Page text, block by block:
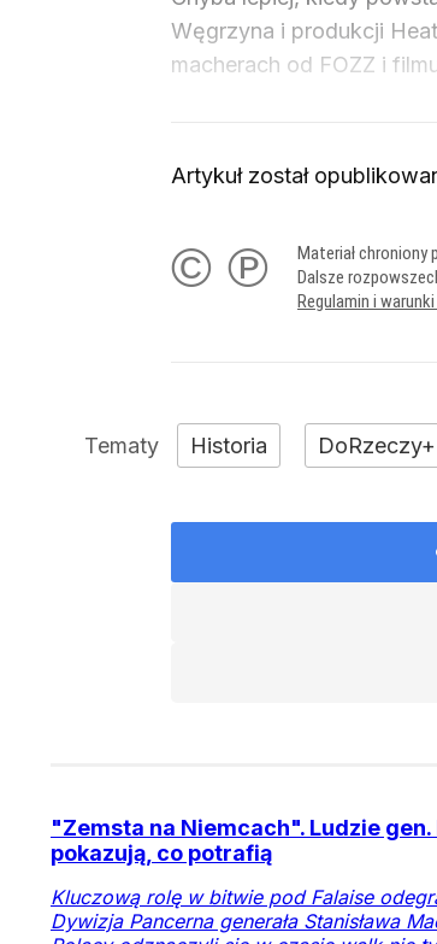
Węgrzyna i produkcji
macherach od FOZZ i
Artykuł został
© ℗
Materiał chroniony
Dalsze
Regulamin i
Historia DoRzeczy+
"Zemsta na Niemcach". Ludzie gen.
pokazują, co potrafią
Kluczową rolę w bitwie pod Falaise
Dywizja Pancerna generała Stanisława